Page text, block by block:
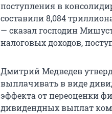
поступления в
составили 8,084
— сказал господин
налоговых доходов,
Дмитрий Медведев
выплачивать в виде
эффекта от переоценки
дивидендных выплат